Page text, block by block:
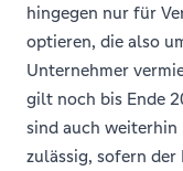
hingegen nur für
optieren, die also
Unternehmer
gilt noch bis Ende
sind auch weiterhin
zulässig, sofern der